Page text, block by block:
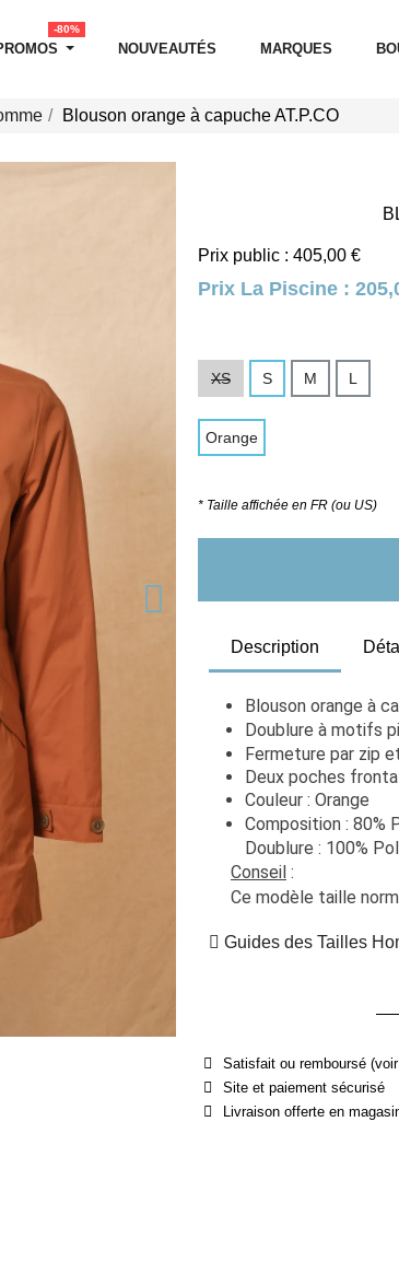
-80%
NOUVEAUTÉS MARQUES
Blouson orange à capuche AT.P.CO
Prix public : 405,00 €
Prix La Piscine :
XS S M L
Orange
* Taille affichée en FR (ou US)
Description
Blouson orange à
Doublure à motifs
Fermeture par zip
Deux poches
Couleur : Orange
Composition : 80%
Doublure : 100%
Conseil :
Ce modèle taille
Guides des Tailles
Satisfait ou remboursé
Site et paiement sécurisé
Livraison offerte en